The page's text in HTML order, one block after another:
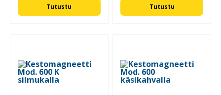
Tutustu Tutustu